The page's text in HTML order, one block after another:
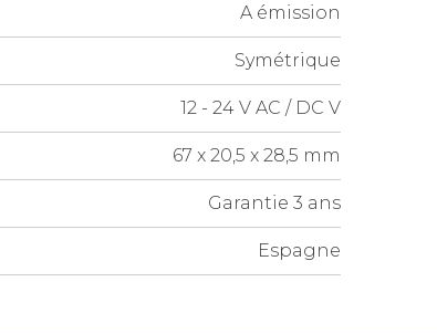
A émission
Symétrique
12 - 24 V AC / DC V
67 x 20,5 x 28,5 mm
Garantie 3 ans
Espagne